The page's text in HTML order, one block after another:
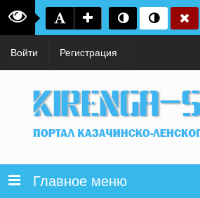
Войти Регистрация
Главное меню